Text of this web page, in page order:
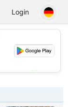
Login